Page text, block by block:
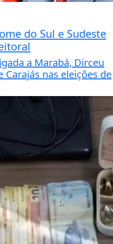
do Sul e Sudeste
a Marabá, Dirceu
Carajás nas eleições de